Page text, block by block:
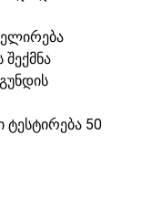
ტესტირება 50